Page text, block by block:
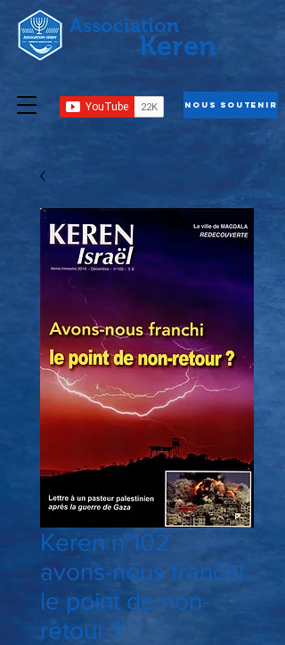
Association
Nous Soutenir
Keren
Keren n°102 :
avons-nous franchi
le point de non-
retour ?